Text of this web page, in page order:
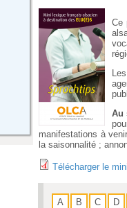
Ce
Au
manifestations à
la saisonnalité ;
Télécharger le
A B C D